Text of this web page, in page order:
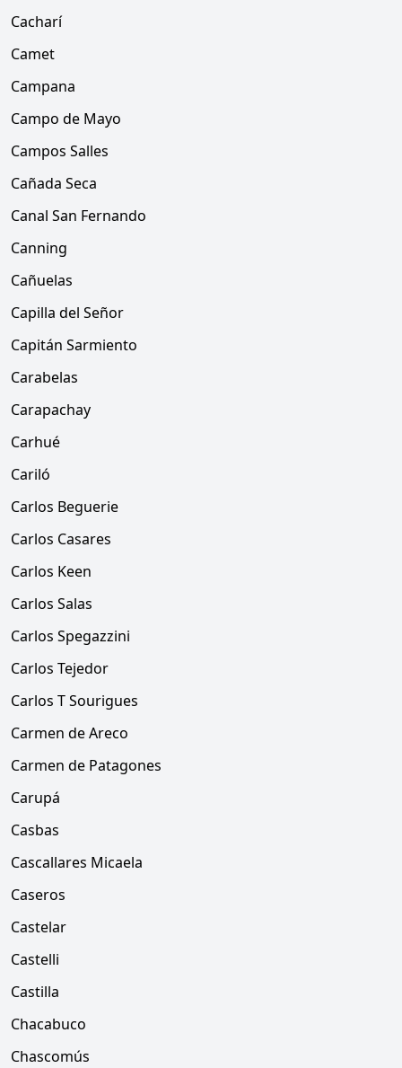
Cacharí
Camet
Campana
Campo de Mayo
Campos Salles
Cañada Seca
Canal San Fernando
Canning
Cañuelas
Capilla del Señor
Capitán Sarmiento
Carabelas
Carapachay
Carhué
Cariló
Carlos Beguerie
Carlos Casares
Carlos Keen
Carlos Salas
Carlos Spegazzini
Carlos Tejedor
Carlos T Sourigues
Carmen de Areco
Carmen de Patagones
Carupá
Casbas
Cascallares Micaela
Caseros
Castelar
Castelli
Castilla
Chacabuco
Chascomús